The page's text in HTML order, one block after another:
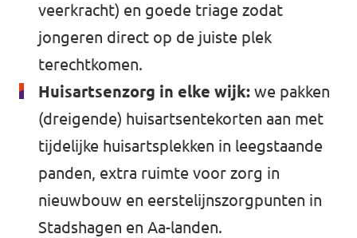
veerkracht) en goede triage zodat
jongeren direct op de juiste plek
terechtkomen.
Huisartsenzorg in elke wijk: we pakken
(dreigende) huisartsentekorten aan met
tijdelijke huisartsplekken in leegstaande
panden, extra ruimte voor zorg in
nieuwbouw en eerstelijnszorgpunten in
Stadshagen en Aa-landen.